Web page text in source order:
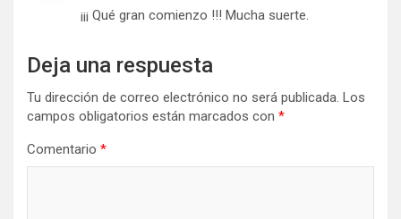
¡¡¡ Qué gran comienzo !!! Mucha suerte.
Deja una respuesta
Tu dirección de correo electrónico no será publicada. Los
campos obligatorios están marcados con *
Comentario *